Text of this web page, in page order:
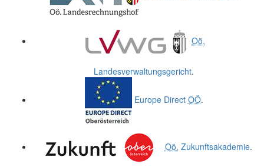
Oö.
Landesverwaltungsgericht.
Europe Direct OÖ.
Oö. Zukunftsakademie.